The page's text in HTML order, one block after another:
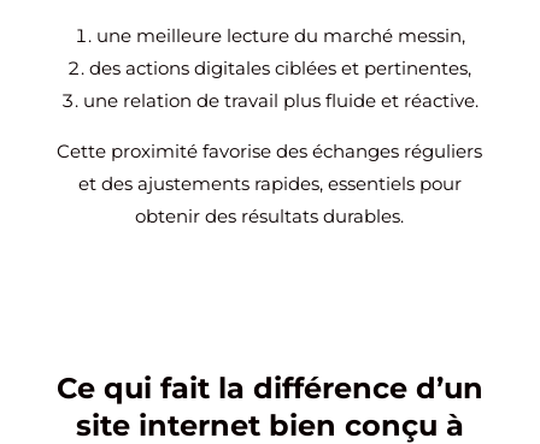
une meilleure lecture du marché messin,
des actions digitales ciblées et pertinentes,
une relation de travail plus fluide et réactive.
Cette proximité favorise des échanges réguliers
et des ajustements rapides, essentiels pour
obtenir des résultats durables.
Ce qui fait la différence d’un
site internet bien conçu à